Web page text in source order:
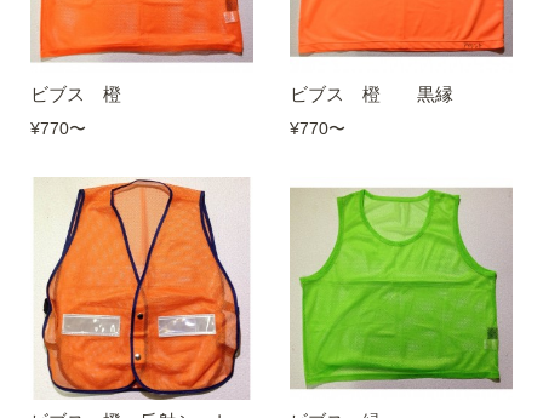
ビブス 橙
¥770〜
ビブス 橙 黒縁
¥770〜